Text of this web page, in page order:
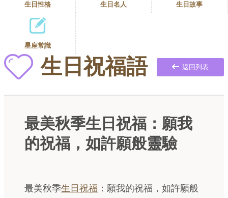
生日性格 生日名人 生日故事
星座常識
生日祝福語 返回列表
最美秋季生日祝福：願我
的祝福，如許願般靈驗
最美秋季生日祝福 ：願我的祝福，如許願般